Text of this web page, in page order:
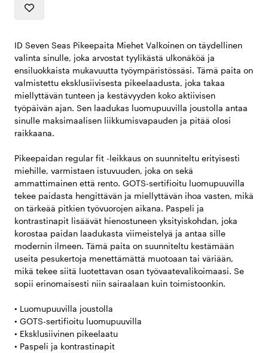
ID Seven Seas Pikeepaita Miehet Valkoinen on täydellinen
valinta sinulle, joka arvostat tyylikästä ulkonäköä ja
ensiluokkaista mukavuutta työympäristössäsi. Tämä paita on
valmistettu eksklusiivisesta pikeelaadusta, joka takaa
miellyttävän tunteen ja kestävyyden koko aktiivisen
työpäivän ajan. Sen laadukas luomupuuvilla joustolla antaa
sinulle maksimaalisen liikkumisvapauden ja pitää olosi
raikkaana.
Pikeepaidan regular fit -leikkaus on suunniteltu erityisesti
miehille, varmistaen istuvuuden, joka on sekä
ammattimainen että rento. GOTS-sertifioitu luomupuuvilla
tekee paidasta hengittävän ja miellyttävän ihoa vasten, mikä
on tärkeää pitkien työvuorojen aikana. Paspeli ja
kontrastinapit lisäävät hienostuneen yksityiskohdan, joka
korostaa paidan laadukasta viimeistelyä ja antaa sille
modernin ilmeen. Tämä paita on suunniteltu kestämään
useita pesukertoja menettämättä muotoaan tai väriään,
mikä tekee siitä luotettavan osan työvaatevalikoimaasi. Se
sopii erinomaisesti niin sairaalaan kuin toimistoonkin.
• Luomupuuvilla joustolla
• GOTS-sertifioitu luomupuuvilla
• Eksklusiivinen pikeelaatu
• Paspeli ja kontrastinapit